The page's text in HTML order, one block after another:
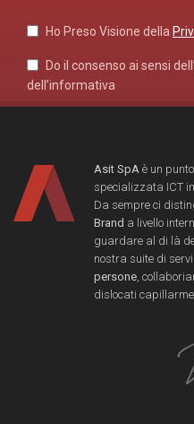
Ho Preso Visione della
Do il consenso ai sensi
dell’informativa
Asit SpA è un
specializzata ICT
Da sempre ci
Brand a livello
guardare al di là
nostra suite di
persone,
dislocati